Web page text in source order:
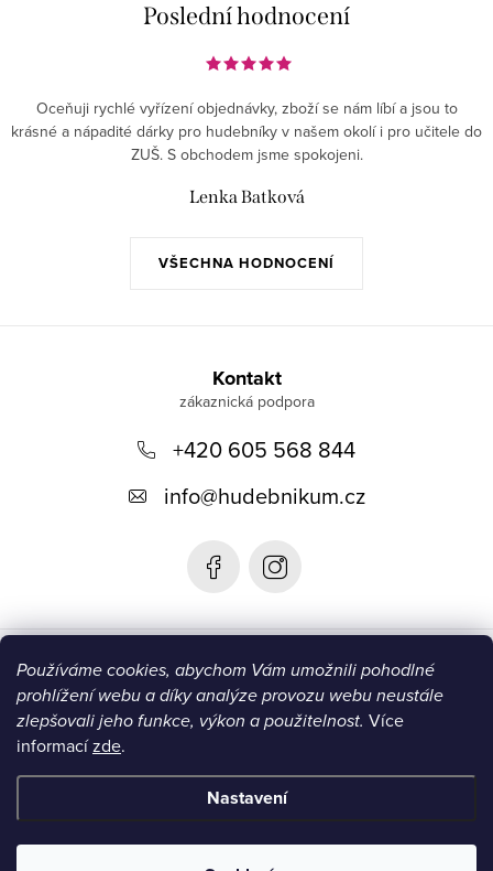
Používáme cookies, abychom Vám umožnili pohodlné
prohlížení webu a díky analýze provozu webu neustále
zlepšovali jeho funkce, výkon a použitelnost. Více
informacízde.
Nastavení
Poslední hodnocení
VŠECHNA HODNOCENÍ
Oceňuji rychlé vyřízení objednávky, zboží se nám líbí a jsou to
krásné a nápadité dárky pro hudebníky v našem okolí i pro učitele do
ZUŠ. S obchodem jsme spokojeni.
Lenka Batková
Kontakt
+420 605 568 844
info@hudebnikum.cz
Informace
Blog
Instagram
Copyright 2026HUDEBNIKUM.CZ. Všechna práva vyhrazena.